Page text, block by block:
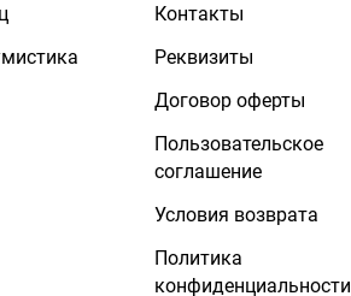
Контакты
Реквизиты
Договор оферты
Пользовательское
соглашение
Условия возврата
Политика
конфиденциальности